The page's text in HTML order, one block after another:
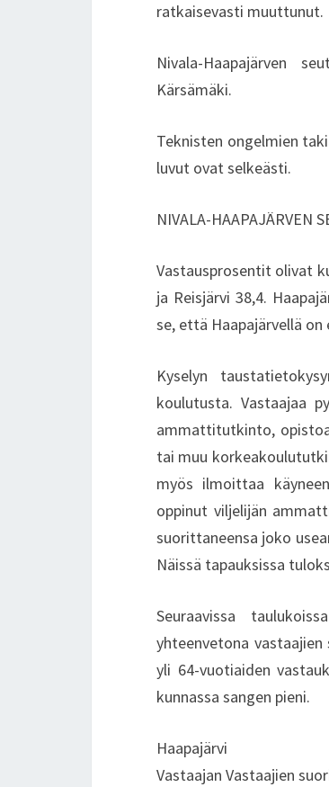
ratkaisevasti muuttunut.
Nivala-Haapajärven
Kärsämäki.
Teknisten ongelmien
luvut ovat selkeästi.
NIVALA-HAAPAJÄRVEN
Vastausprosentit olivat
ja Reisjärvi 38,4.
se, että Haapajärvellä
Kyselyn
koulutusta. Vastaajaa
ammattitutkinto,
tai muu
myös ilmoittaa
oppinut viljelijän
suorittaneensa joko
Näissä tapauksissa
Seuraavissa
yhteenvetona
yli 64-vuotiaiden
kunnassa sangen pieni.
Haapajärvi
Vastaajan Vastaajien